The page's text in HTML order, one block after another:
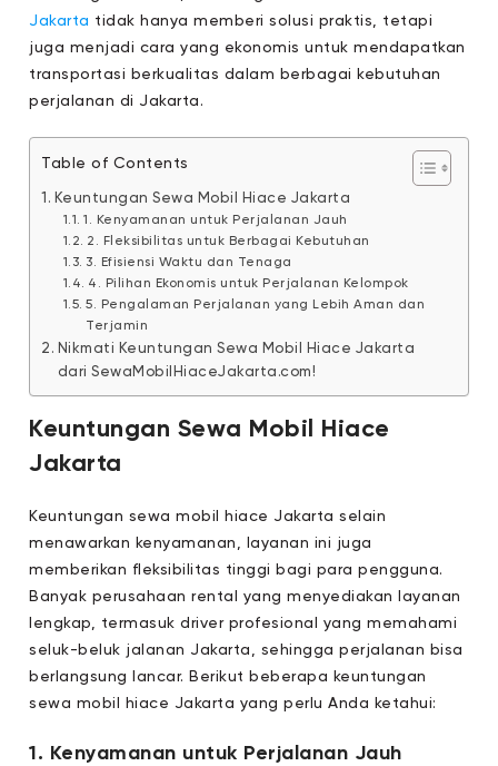
Jakarta tidak hanya memberi solusi praktis, tetapi
juga menjadi cara yang ekonomis untuk mendapatkan
transportasi berkualitas dalam berbagai kebutuhan
perjalanan di Jakarta.
Table of Contents
Keuntungan Sewa Mobil Hiace Jakarta
1. Kenyamanan untuk Perjalanan Jauh
2. Fleksibilitas untuk Berbagai Kebutuhan
3. Efisiensi Waktu dan Tenaga
4. Pilihan Ekonomis untuk Perjalanan Kelompok
5. Pengalaman Perjalanan yang Lebih Aman dan
Terjamin
Nikmati Keuntungan Sewa Mobil Hiace Jakarta
dari SewaMobilHiaceJakarta.com!
Keuntungan Sewa Mobil Hiace
Jakarta
Keuntungan sewa mobil hiace Jakarta selain
menawarkan kenyamanan, layanan ini juga
memberikan fleksibilitas tinggi bagi para pengguna.
Banyak perusahaan rental yang menyediakan layanan
lengkap, termasuk driver profesional yang memahami
seluk-beluk jalanan Jakarta, sehingga perjalanan bisa
berlangsung lancar. Berikut beberapa keuntungan
sewa mobil hiace Jakarta yang perlu Anda ketahui:
1. Kenyamanan untuk Perjalanan Jauh